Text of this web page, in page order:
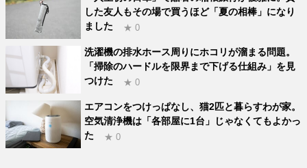
した友人もその場で買うほど「夏の相棒」になり
ました
★ 0
洗濯機の排水ホース周りにホコリが溜まる問題。
「掃除のハードルを限界まで下げる仕組み」を見
つけた
★ 0
エアコンをつけっぱなし、猫2匹と暮らすわが家。
空気清浄機は「各部屋に1台」じゃなくてもよかっ
た
★ 0